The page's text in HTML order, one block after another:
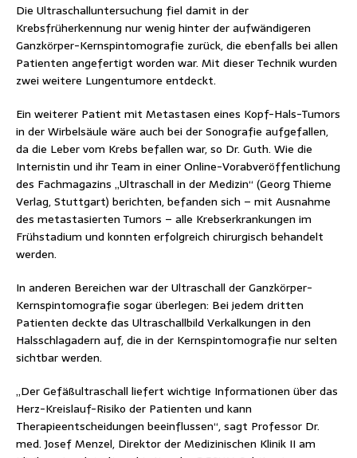
Die Ultraschalluntersuchung fiel damit in der
Krebsfrüherkennung nur wenig hinter der aufwändigeren
Ganzkörper-Kernspintomografie zurück, die ebenfalls bei allen
Patienten angefertigt worden war. Mit dieser Technik wurden
zwei weitere Lungentumore entdeckt.
Ein weiterer Patient mit Metastasen eines Kopf-Hals-Tumors
in der Wirbelsäule wäre auch bei der Sonografie aufgefallen,
da die Leber vom Krebs befallen war, so Dr. Guth. Wie die
Internistin und ihr Team in einer Online-Vorabveröffentlichung
des Fachmagazins „Ultraschall in der Medizin“ (Georg Thieme
Verlag, Stuttgart) berichten, befanden sich – mit Ausnahme
des metastasierten Tumors – alle Krebserkrankungen im
Frühstadium und konnten erfolgreich chirurgisch behandelt
werden.
In anderen Bereichen war der Ultraschall der Ganzkörper-
Kernspintomografie sogar überlegen: Bei jedem dritten
Patienten deckte das Ultraschallbild Verkalkungen in den
Halsschlagadern auf, die in der Kernspintomografie nur selten
sichtbar werden.
„Der Gefäßultraschall liefert wichtige Informationen über das
Herz-Kreislauf-Risiko der Patienten und kann
Therapieentscheidungen beeinflussen“, sagt Professor Dr.
med. Josef Menzel, Direktor der Medizinischen Klinik II am